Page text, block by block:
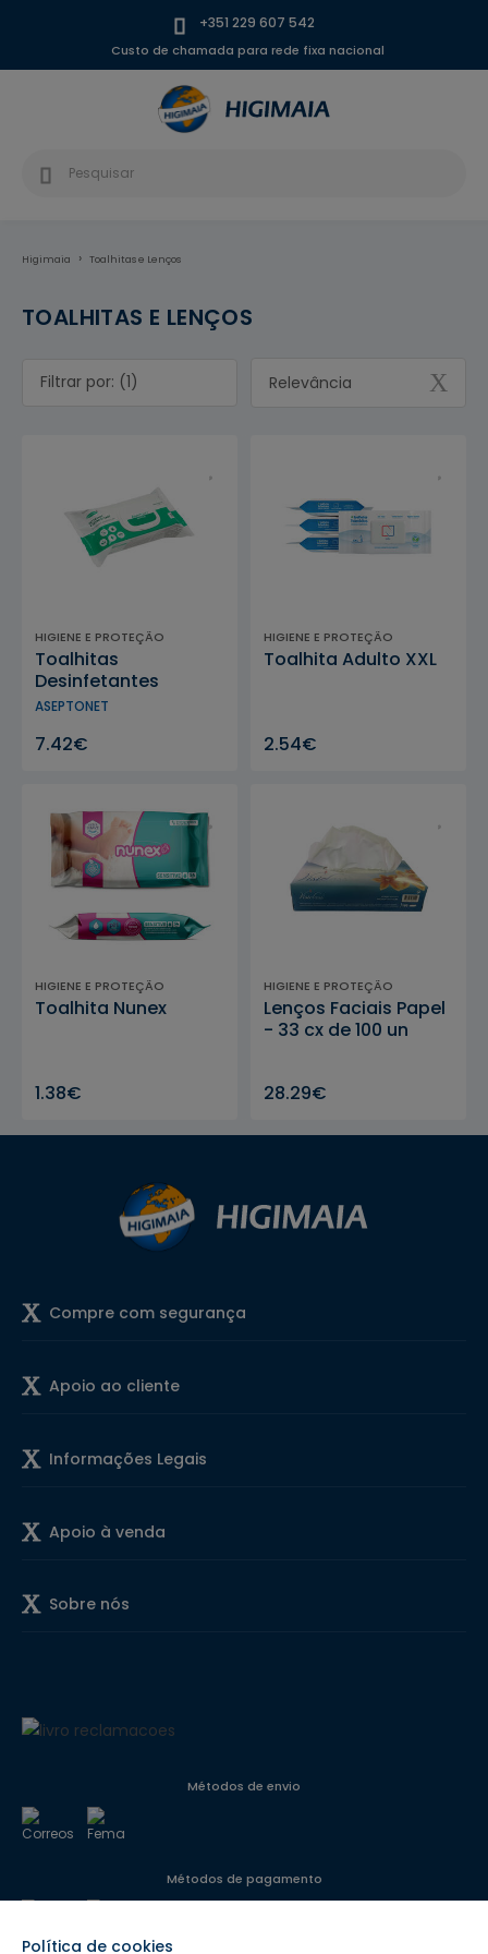
+351 229 607 542
Custo de chamada para rede fixa nacional
Higimaia Toalhitas e Lenços
TOALHITAS E LENÇOS
Filtrar por: (1) Relevância
HIGIENE E PROTEÇÃO
Toalhitas
Desinfetantes
Aseptonet 18x20 cm
ASEPTONET
7.42€
HIGIENE E PROTEÇÃO
Toalhita Adulto XXL
2.54€
HIGIENE E PROTEÇÃO
Toalhita Nunex
1.38€
HIGIENE E PROTEÇÃO
Lenços Faciais Papel
- 33 cx de 100 un
28.29€
Compre com segurança
Apoio ao cliente
Informações Legais
Apoio à venda
Sobre nós
Métodos de envio
Métodos de pagamento
Política de cookies